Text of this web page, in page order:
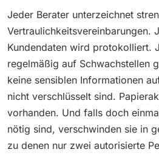
Jeder Berater unterzeichnet
Vertraulichkeitsvereinbarungen.
Kundendaten wird protokolliert.
regelmäßig auf Schwachstellen
keine sensiblen Informationen
nicht verschlüsselt sind.
vorhanden. Und falls doch
nötig sind, verschwinden sie in
zu denen nur zwei autorisierte